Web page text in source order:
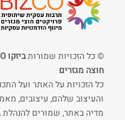
© כל הזכויות שמורות
חוצה מגזרים
כל הזכויות על האתר ועל
והעיצוב שלהם, עיצובים,
מדיה באתר, שמורים להנהלת